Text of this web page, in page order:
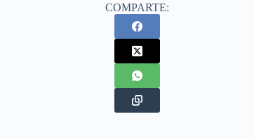
COMPARTE: